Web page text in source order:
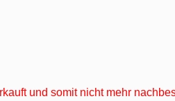
und somit nicht mehr